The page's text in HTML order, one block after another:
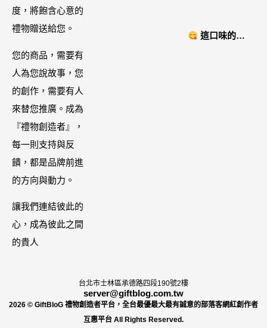
度，將飽含心意的
禮物贈送給您。
您的商品，需要有
人為您說故事，您
的創作，需要有人
來替您推廣。成為
『禮物創造者』，
每一則支持與反
饋，都是品牌前進
的方向與動力。
讓我們連結彼此的
心，成為彼此之間
的貴人
家，奈米微電
NYONYA」美
這口味的即
台北市士林區承德路四段190號2樓
server@giftblog.com.tw
2026 © GiftBloG 禮物創造者平台，全台最優最大最有誠意的部落客網紅創作者
互惠平台 All Rights Reserved.